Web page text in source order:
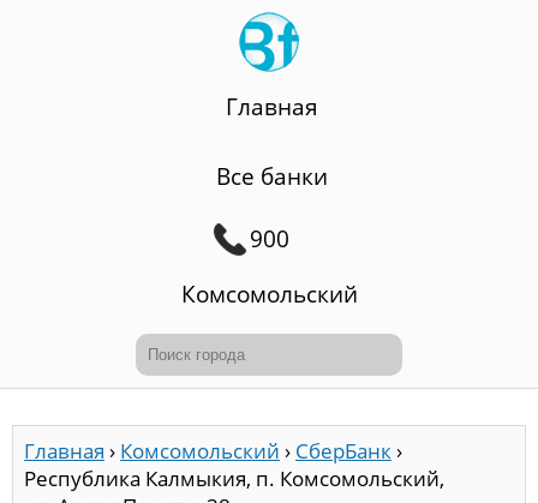
Главная
Все банки
900
Комсомольский
Главная › Комсомольский › СберБанк›
Республика Калмыкия, п. Комсомольский,